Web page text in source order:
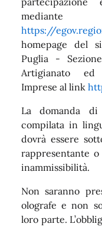
https://
homepage del
Puglia -
Artigianato ed
Imprese al link
La domanda di
compilata in
dovrà essere
rappresentante
inammissibilità.
Non saranno
olografe e non
loro parte.